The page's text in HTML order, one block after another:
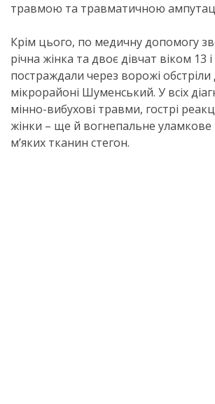
травмою та травматичною
Крім цього, по медичну допомогу
річна жінка та двоє дівчат віком 13 і
постраждали через ворожі
мікрорайоні Шуменський. У всіх
мінно-вибухові травми, гострі
жінки – ще й вогнепальне
м’яких тканин стегон.